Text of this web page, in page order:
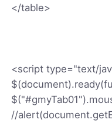
</table>
<script type="text/
//